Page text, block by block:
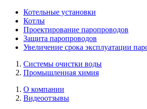
Котельные установки
Котлы
Проектирование паропроводов
Защита паропроводов
Увеличение срока эксплуатации
Системы очистки воды
Промышленная химия
О компании
Видеоотзывы